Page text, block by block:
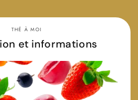
THÉ À MOI
et informations